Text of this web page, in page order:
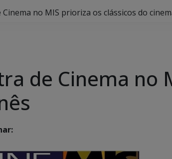
no MIS prioriza os clássicos do
de Cinema no